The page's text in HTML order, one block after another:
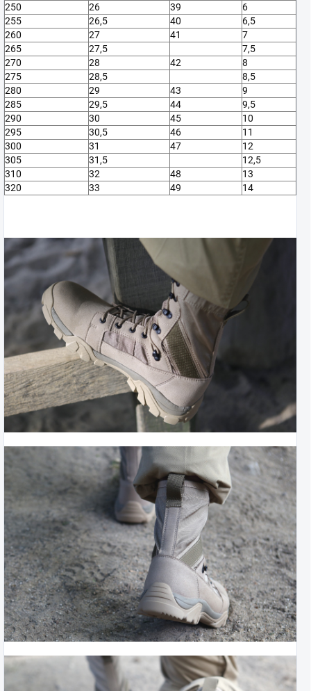
250
26 39
6
255
26,5 40
6,5
260
27 41
7
265
27,5
7,5
270
28 42
8
275
28,5
8,5
280
29 43
9
285
29,5 44
9,5
290
30 45
10
295
30,5 46
11
300
31 47
12
305
31,5
12,5
310
32 48
13
320
33 49 14